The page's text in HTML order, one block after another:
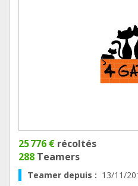
25 776 € récoltés
288 Teamers
Teamer depuis : 13/11/